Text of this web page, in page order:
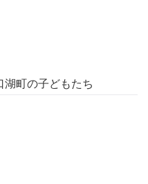
湖町の子どもたち